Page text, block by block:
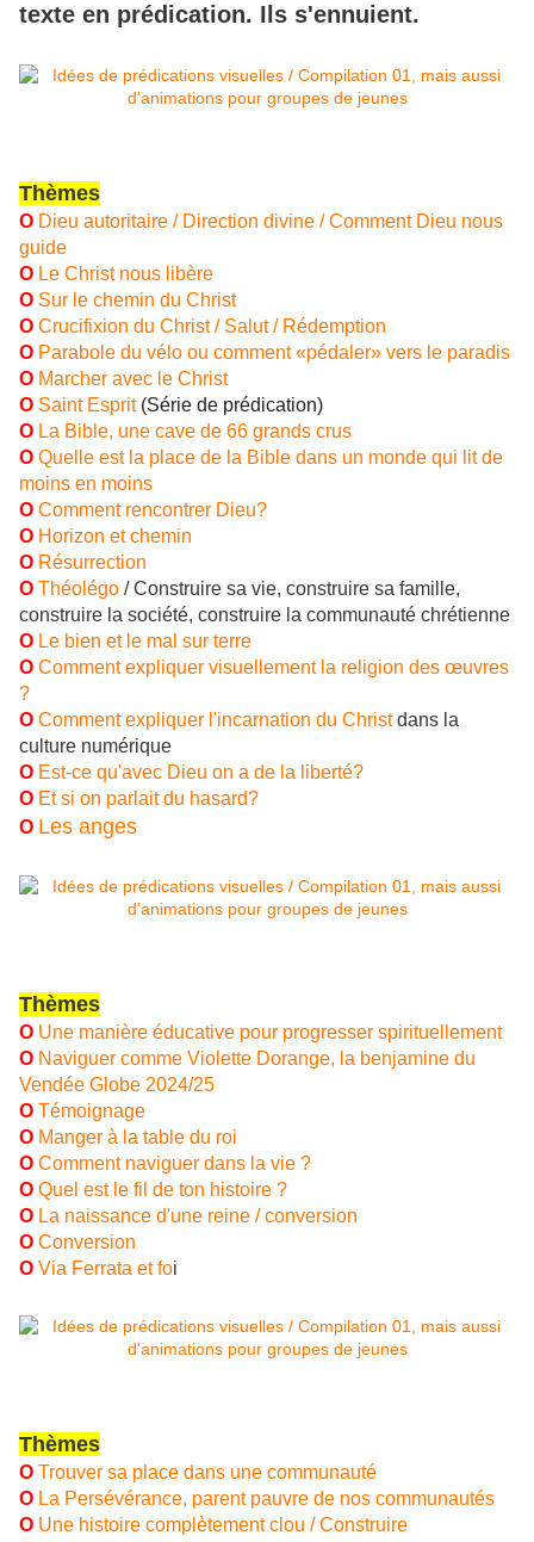
texte en prédication. Ils s'ennuient.
Thèmes
O Dieu autoritaire / Direction divine / Comment Dieu nous
guide
O Le Christ nous libère
O Sur le chemin du Christ
O Crucifixion du Christ / Salut / Rédemption
O Parabole du vélo ou comment «pédaler» vers le paradis
O Marcher avec le Christ
O Saint Esprit (Série de prédication)
O La Bible, une cave de 66 grands crus
O Quelle est la place de la Bible dans un monde qui lit de
moins en moins
O Comment rencontrer Dieu?
O Horizon et chemin
O Résurrection
O Théolégo / Construire sa vie, construire sa famille,
construire la société, construire la communauté chrétienne
O Le bien et le mal sur terre
O Comment expliquer visuellement la religion des œuvres
?
O Comment expliquer l'incarnation du Christdans la
culture numérique
O Est-ce qu'avec Dieu on a de la liberté?
O Et si on parlait du hasard?
O Les anges
Thèmes
O Une manière éducative pour progresser spirituellement
O Naviguer comme Violette Dorange, la benjamine du
Vendée Globe 2024/25
O Témoignage
O Manger à la table du roi
O Comment naviguer dans la vie ?
O Quel est le fil de ton histoire ?
O La naissance d'une reine / conversion
O Conversion
O Via Ferrata et foi
Thèmes
O Trouver sa place dans une communauté
O La Persévérance, parent pauvre de nos communautés
O Une histoire complètement clou / Construire